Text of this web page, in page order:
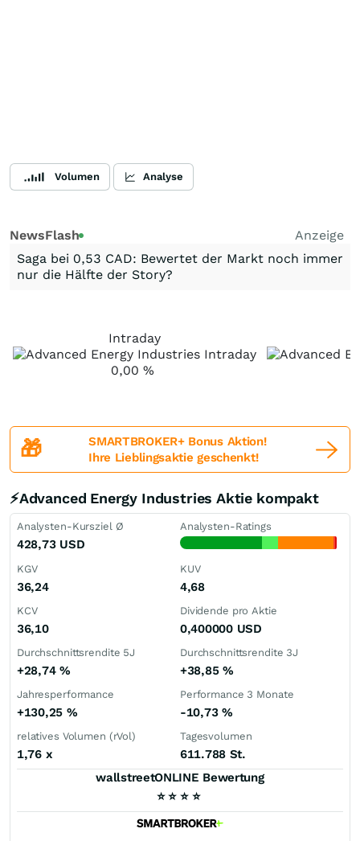
Volumen Analyse
NewsFlash
Anzeige
Saga bei 0,53 CAD: Bewertet der Markt noch immer
nur die Hälfte der Story?
Intraday
0,00 %
🎁
SMARTBROKER+ Bonus Aktion!
Ihre Lieblingsaktie geschenkt!
⚡Advanced Energy Industries Aktie kompakt
Analysten-Kursziel Ø
428,73 USD
Analysten-Ratings
KGV
36,24
KUV
4,68
KCV
36,10
Dividende pro Aktie
0,400000 USD
Durchschnittsrendite 5J
+28,74 %
Durchschnittsrendite 3J
+38,85 %
Jahresperformance
+130,25 %
Performance 3 Monate
-10,73 %
relatives Volumen (rVol)
1,76 x
Tagesvolumen
611.788 St.
wallstreetONLINE Bewertung
⭐ ⭐ ⭐ ⭐